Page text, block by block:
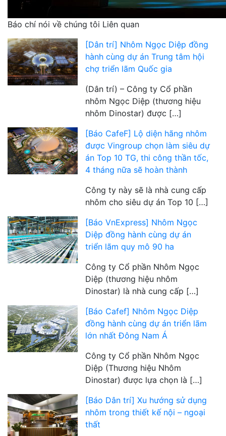
Báo chí nói về chúng tôi Liên quan
[Dân trí] Nhôm Ngọc Diệp đồng
hành cùng dự án Trung tâm hội
chợ triển lãm Quốc gia
(Dân trí) – Công ty Cổ phần
nhôm Ngọc Diệp (thương hiệu
nhôm Dinostar) được […]
[Báo CafeF] Lộ diện hãng nhôm
được Vingroup chọn làm siêu dự
án Top 10 TG, thi công thần tốc,
4 tháng nữa sẽ hoàn thành
Công ty này sẽ là nhà cung cấp
nhôm cho siêu dự án Top 10 […]
[Báo VnExpress] Nhôm Ngọc
Diệp đồng hành cùng dự án
triển lãm quy mô 90 ha
Công ty Cổ phần Nhôm Ngọc
Diệp (thương hiệu nhôm
Dinostar) là nhà cung cấp […]
[Báo Cafef] Nhôm Ngọc Diệp
đồng hành cùng dự án triển lãm
lớn nhất Đông Nam Á
Công ty Cổ phần Nhôm Ngọc
Diệp (Thương hiệu Nhôm
Dinostar) được lựa chọn là […]
[Báo Dân trí] Xu hướng sử dụng
nhôm trong thiết kế nội – ngoại
thất